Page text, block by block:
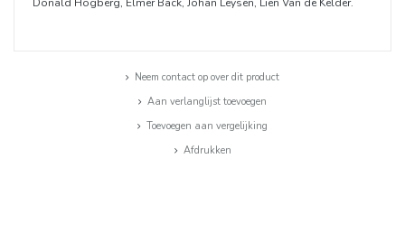
Donald Högberg, Elmer Bäck, Johan Leysen, Lien Van de Kelder.
Neem contact op over dit product
Aan verlanglijst toevoegen
Toevoegen aan vergelijking
Afdrukken